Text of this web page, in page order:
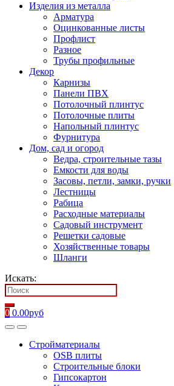
Изделия из металла
Арматура
Оцинкованные листы
Профлист
Разное
Трубы профильные
Декор
Карнизы
Панели ПВХ
Потолочный плинтус
Потолочные плиты
Напольный плинтус
Фурнитура
Дом, сад и огород
Ведра, строительные тазы
Емкости для воды
Засовы, петли, замки, ручки
Лестницы
Рабица
Расходные материалы
Садовый инструмент
Решетки садовые
Хозяйственные товары
Шланги
Искать:
0 0.00руб
Стройматериалы
OSB плиты
Строительные блоки
Гипсокартон